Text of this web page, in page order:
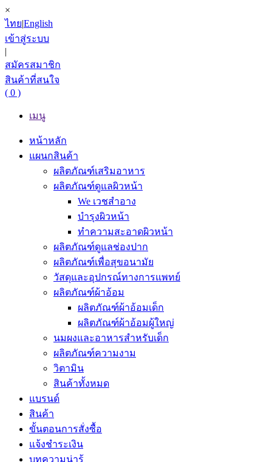
×
ไทย|English
เข้าสู่ระบบ
|
สมัครสมาชิก
สินค้าที่สนใจ
( 0 )
เมนู
หน้าหลัก
แผนกสินค้า
ผลิตภัณฑ์เสริมอาหาร
ผลิตภัณฑ์ดูแลผิวหน้า
We เวชสำอาง
บำรุงผิวหน้า
ทำความสะอาดผิวหน้า
ผลิตภัณฑ์ดูแลช่องปาก
ผลิตภัณฑ์เพื่อสุขอนามัย
วัสดุและอุปกรณ์ทางการแพทย์
ผลิตภัณฑ์ผ้าอ้อม
ผลิตภัณฑ์ผ้าอ้อมเด็ก
ผลิตภัณฑ์ผ้าอ้อมผู้ใหญ่
นมผงและอาหารสำหรับเด็ก
ผลิตภัณฑ์ความงาม
วิตามิน
สินค้าทั้งหมด
แบรนด์
สินค้า
ขั้นตอนการสั่งซื้อ
แจ้งชำระเงิน
บทความน่ารู้